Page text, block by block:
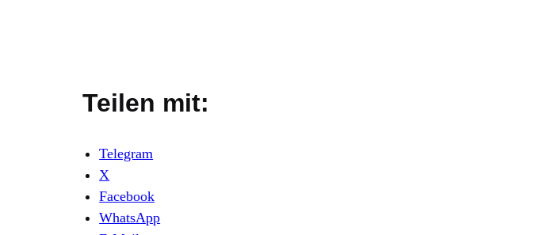
Teilen mit:
Telegram
X
Facebook
WhatsApp